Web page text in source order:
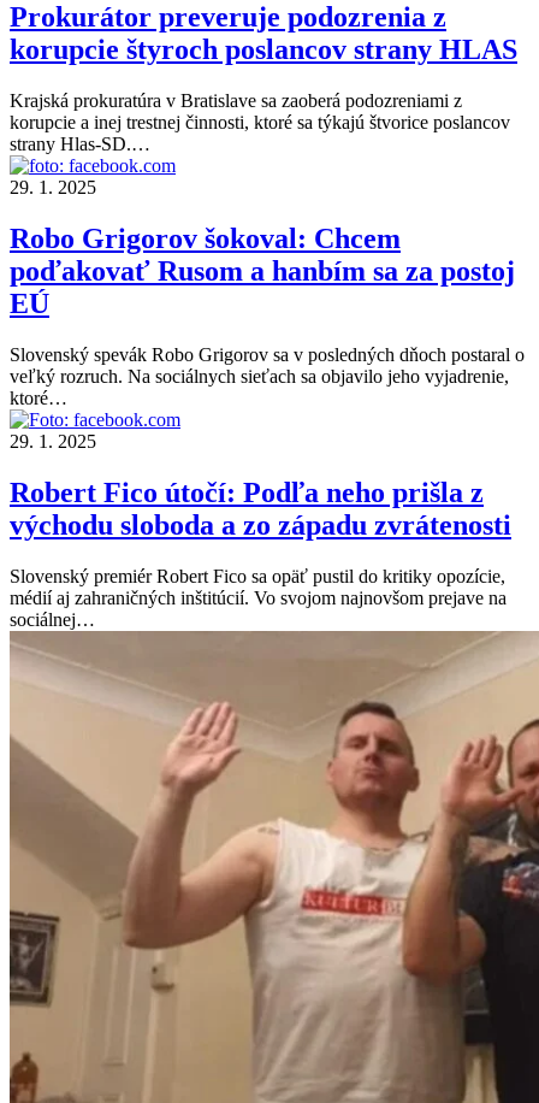
Prokurátor preveruje podozrenia z
korupcie štyroch poslancov strany HLAS
Krajská prokuratúra v Bratislave sa zaoberá podozreniami z
korupcie a inej trestnej činnosti, ktoré sa týkajú štvorice poslancov
strany Hlas-SD.…
29. 1. 2025
Robo Grigorov šokoval: Chcem
poďakovať Rusom a hanbím sa za postoj
EÚ
Slovenský spevák Robo Grigorov sa v posledných dňoch postaral o
veľký rozruch. Na sociálnych sieťach sa objavilo jeho vyjadrenie,
ktoré…
29. 1. 2025
Robert Fico útočí: Podľa neho prišla z
východu sloboda a zo západu zvrátenosti
Slovenský premiér Robert Fico sa opäť pustil do kritiky opozície,
médií aj zahraničných inštitúcií. Vo svojom najnovšom prejave na
sociálnej…